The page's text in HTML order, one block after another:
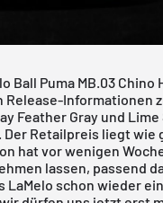
Ball Puma MB.03
Release-Informationen
Feather Gray und
Retailpreis liegt wie
hat vor wenigen
lassen, passend
LaMelo schon wieder